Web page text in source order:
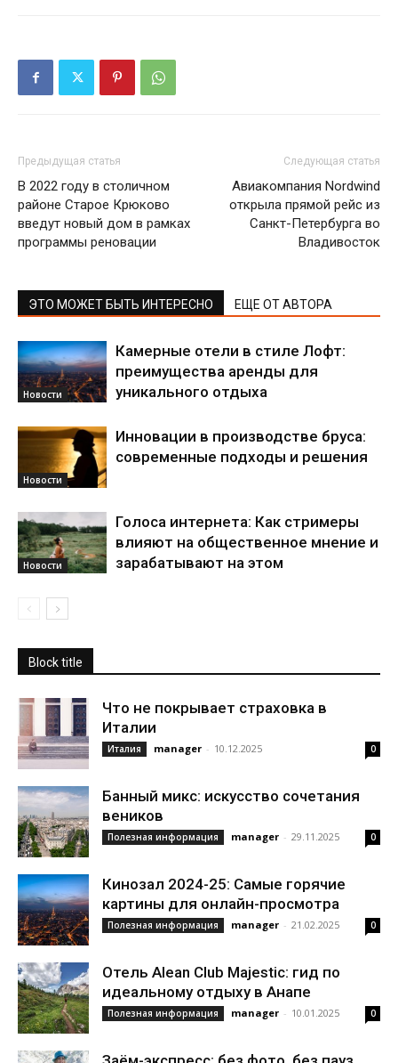
Предыдущая статья
В 2022 году в столичном
районе Старое Крюково
введут новый дом в рамках
программы реновации
Следующая статья
Авиакомпания Nordwind
открыла прямой рейс из
Санкт-Петербурга во
Владивосток
ЭТО МОЖЕТ БЫТЬ ИНТЕРЕСНО ЕЩЕ ОТ АВТОРА
Новости
Камерные отели в стиле Лофт:
преимущества аренды для
уникального отдыха
Новости
Инновации в производстве бруса:
современные подходы и решения
Новости
Голоса интернета: Как стримеры
влияют на общественное мнение и
зарабатывают на этом
Block title
Что не покрывает страховка в
Италии
Италия manager - 10.12.2025 0
Банный микс: искусство сочетания
веников
Полезная информация manager - 29.11.2025 0
Кинозал 2024-25: Самые горячие
картины для онлайн-просмотра
Полезная информация manager - 21.02.2025 0
Отель Alean Club Majestic: гид по
идеальному отдыху в Анапе
Полезная информация manager - 10.01.2025 0